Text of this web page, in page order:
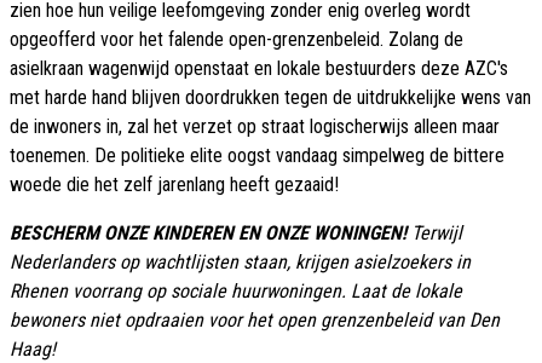
zien hoe hun veilige leefomgeving zonder enig overleg wordt
opgeofferd voor het falende open-grenzenbeleid. Zolang de
asielkraan wagenwijd openstaat en lokale bestuurders deze AZC's
met harde hand blijven doordrukken tegen de uitdrukkelijke wens van
de inwoners in, zal het verzet op straat logischerwijs alleen maar
toenemen. De politieke elite oogst vandaag simpelweg de bittere
woede die het zelf jarenlang heeft gezaaid!
BESCHERM ONZE KINDEREN EN ONZE WONINGEN! Terwijl
Nederlanders op wachtlijsten staan, krijgen asielzoekers in
Rhenen voorrang op sociale huurwoningen. Laat de lokale
bewoners niet opdraaien voor het open grenzenbeleid van Den
Haag!